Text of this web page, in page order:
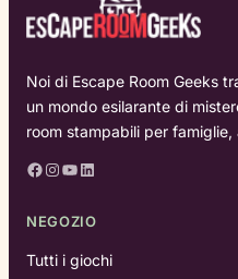
Noi di Escape Room Geeks
un mondo esilarante di
room stampabili per famiglie,
Facebook Instagram YouTube LinkedIn
NEGOZIO
Tutti i giochi